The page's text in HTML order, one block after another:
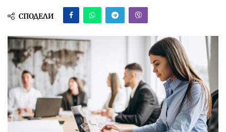
СПОДЕЛИ